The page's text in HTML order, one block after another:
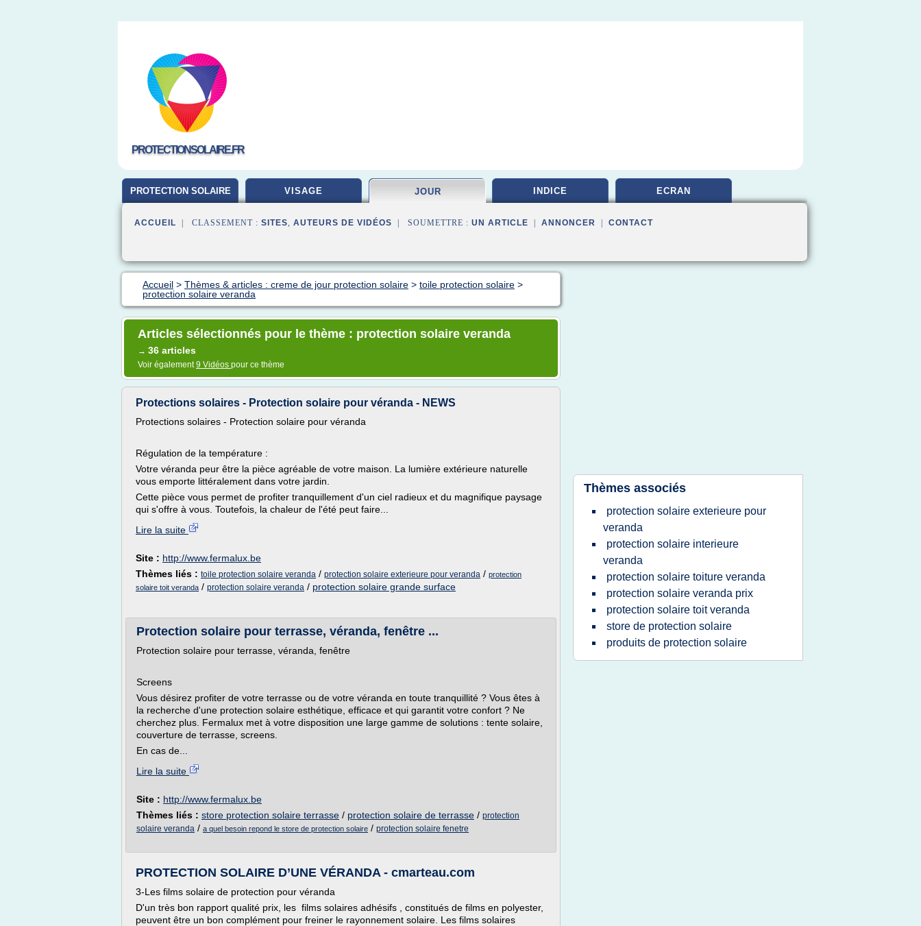
PROTECTIONSOLAIRE.FR
PROTECTION SOLAIRE VISAGE JOUR INDICE ECRAN
ACCUEIL | CLASSEMENT : SITES, AUTEURS DE VIDÉOS | SOUMETTRE : UN ARTICLE ANNONCER CONTACT
Accueil > Thèmes & articles : creme de jour protection solaire > toile protection solaire >
protection solaire veranda
Articles sélectionnés pour le thème : protection solaire veranda
→ 36 articles
Voir également9 Vidéos pour ce thème
Protections solaires - Protection solaire pour véranda - NEWS
Protections solaires - Protection solaire pour véranda
Régulation de la température :
Votre véranda peur être la pièce agréable de votre maison. La lumière extérieure naturelle
vous emporte littéralement dans votre jardin.
Cette pièce vous permet de profiter tranquillement d'un ciel radieux et du magnifique paysage
qui s'offre à vous. Toutefois, la chaleur de l'été peut faire...
Lire la suite
Site : http://www.fermalux.be
Thèmes liés : toile protection solaire veranda / protection solaire exterieure pour veranda / protection
solaire toit veranda / protection solaire veranda / protection solaire grande surface
Protection solaire pour terrasse, véranda, fenêtre ...
Protection solaire pour terrasse, véranda, fenêtre
Screens
Vous désirez profiter de votre terrasse ou de votre véranda en toute tranquillité ? Vous êtes à
la recherche d'une protection solaire esthétique, efficace et qui garantit votre confort ? Ne
cherchez plus. Fermalux met à votre disposition une large gamme de solutions : tente solaire,
couverture de terrasse, screens.
En cas de...
Lire la suite
Site : http://www.fermalux.be
Thèmes liés : store protection solaire terrasse / protection solaire de terrasse / protection
solaire veranda / a quel besoin repond le store de protection solaire / protection solaire fenetre
PROTECTION SOLAIRE D’UNE VÉRANDA - cmarteau.com
3-Les films solaire de protection pour véranda
D'un très bon rapport qualité prix, les films solaires adhésifs , constitués de films en polyester,
peuvent être un bon complément pour freiner le rayonnement solaire. Les films solaires
Thèmes associés
protection solaire exterieure pour
veranda
protection solaire interieure
veranda
protection solaire toiture veranda
protection solaire veranda prix
protection solaire toit veranda
store de protection solaire
produits de protection solaire